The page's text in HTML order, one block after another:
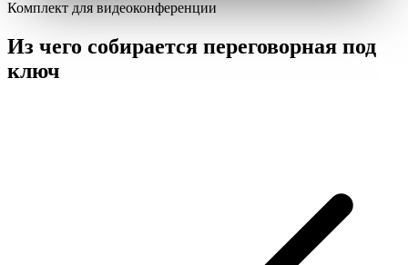
Комплект для видеоконференции
Из чего собирается переговорная под
ключ